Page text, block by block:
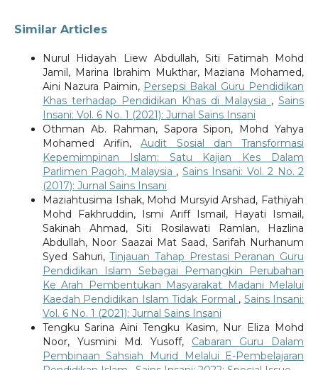
Similar Articles
Nurul Hidayah Liew Abdullah, Siti Fatimah Mohd
Jamil, Marina Ibrahim Mukthar, Maziana Mohamed,
Aini Nazura Paimin, Persepsi Bakal Guru Pendidikan
Khas terhadap Pendidikan Khas di Malaysia ,Sains
Insani: Vol. 6 No. 1 (2021): Jurnal Sains Insani
Othman Ab. Rahman, Sapora Sipon, Mohd Yahya
Mohamed Arifin,Audit Sosial dan Transformasi
Kepemimpinan Islam: Satu Kajian Kes Dalam
Parlimen Pagoh, Malaysia , Sains Insani: Vol. 2 No. 2
(2017): Jurnal Sains Insani
Maziahtusima Ishak, Mohd Mursyid Arshad, Fathiyah
Mohd Fakhruddin, Ismi Ariff Ismail, Hayati Ismail,
Sakinah Ahmad, Siti Rosilawati Ramlan, Hazlina
Abdullah, Noor Saazai Mat Saad, Sarifah Nurhanum
Syed Sahuri,Tinjauan Tahap Prestasi Peranan Guru
Pendidikan Islam Sebagai Pemangkin Perubahan
Ke Arah Pembentukan Masyarakat Madani Melalui
Kaedah Pendidikan Islam Tidak Formal , Sains Insani:
Vol. 6 No. 1 (2021): Jurnal Sains Insani
Tengku Sarina Aini Tengku Kasim, Nur Eliza Mohd
Noor, Yusmini Md. Yusoff, Cabaran Guru Dalam
Pembinaan Sahsiah Murid Melalui E-Pembelajaran